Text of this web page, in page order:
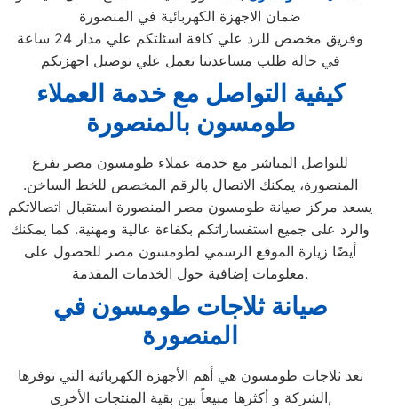
ضمان الاجهزة الكهربائية في المنصورة
وفريق مخصص للرد علي كافة اسئلتكم علي مدار 24 ساعة
في حالة طلب مساعدتنا نعمل علي توصيل اجهزتكم
كيفية التواصل مع خدمة العملاء
طومسون بالمنصورة
للتواصل المباشر مع خدمة عملاء طومسون مصر بفرع
المنصورة، يمكنك الاتصال بالرقم المخصص للخط الساخن.
يسعد مركز صيانة طومسون مصر المنصورة استقبال اتصالاتكم
والرد على جميع استفساراتكم بكفاءة عالية ومهنية. كما يمكنك
أيضًا زيارة الموقع الرسمي لطومسون مصر للحصول على
معلومات إضافية حول الخدمات المقدمة.
صيانة ثلاجات طومسون في
المنصورة
تعد ثلاجات طومسون هي أهم الأجهزة الكهربائية التي توفرها
الشركة و أكثرها مبيعاً بين بقية المنتجات الأخرى,